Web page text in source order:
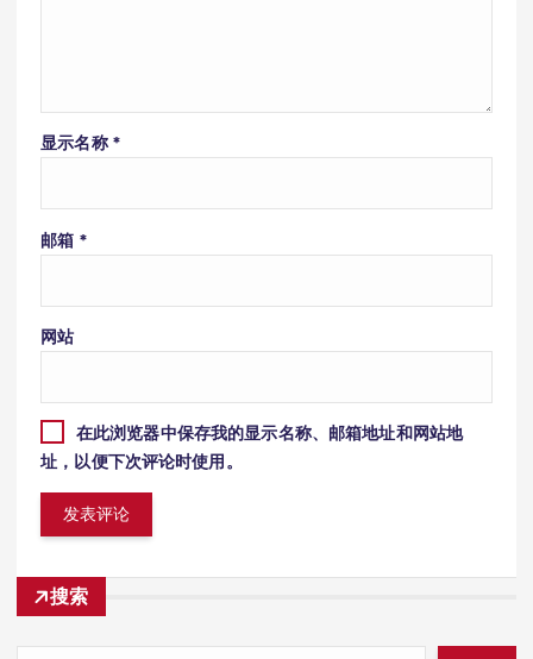
显示名称 *
邮箱 *
网站
在此浏览器中保存我的显示名称、邮箱地址和网站地
址，以便下次评论时使用。
搜索